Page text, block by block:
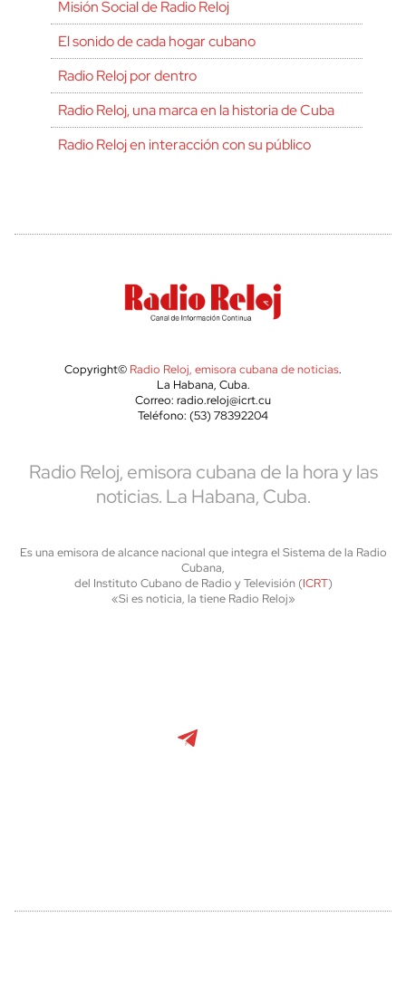
Misión Social de Radio Reloj
El sonido de cada hogar cubano
Radio Reloj por dentro
Radio Reloj, una marca en la historia de Cuba
Radio Reloj en interacción con su público
Copyright© Radio Reloj, emisora cubana de noticias.
La Habana, Cuba.
Correo: radio.reloj@icrt.cu
Teléfono: (53) 78392204
Radio Reloj, emisora cubana de la hora y las
noticias. La Habana, Cuba.
Es una emisora de alcance nacional que integra el Sistema de la Radio
Cubana,
del Instituto Cubano de Radio y Televisión (ICRT)
«Si es noticia, la tiene Radio Reloj»